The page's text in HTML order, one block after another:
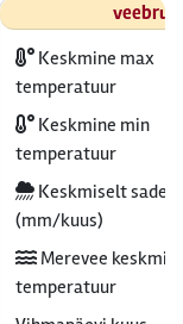
Keskmine max
temperatuur
Keskmine min
temperatuur
Keskmiselt
(mm/kuus)
Merevee
temperatuur